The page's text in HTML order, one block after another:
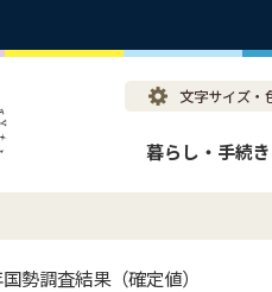
暮らし・手続き
勢調査結果（確定値）